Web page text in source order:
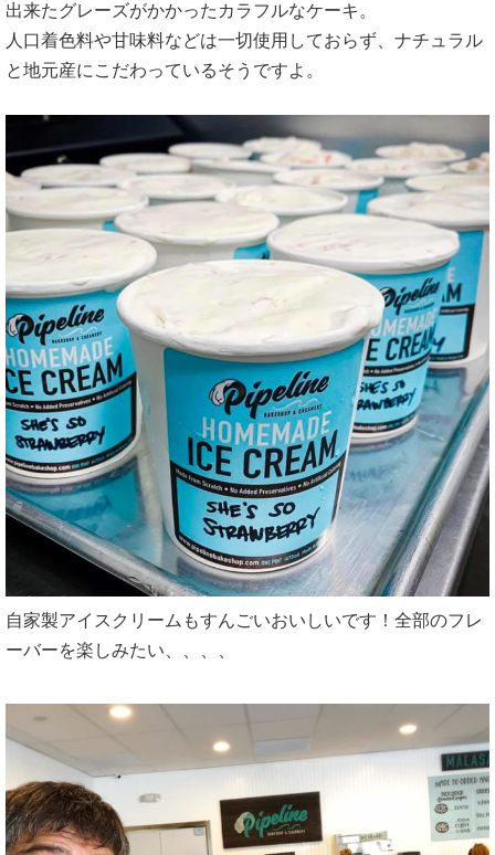
出来たグレーズがかかったカラフルなケーキ。
人口着色料や甘味料などは一切使用しておらず、ナチュラル
と地元産にこだわっているそうですよ。
自家製アイスクリームもすんごいおいしいです！全部のフレ
ーバーを楽しみたい、、、、